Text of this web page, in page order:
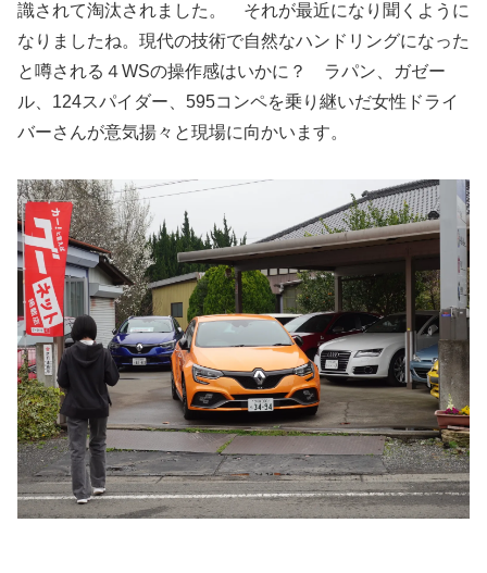
識されて淘汰されました。 それが最近になり聞くように
なりましたね。現代の技術で自然なハンドリングになった
と噂される４WSの操作感はいかに？ ラパン、ガゼー
ル、124スパイダー、595コンペを乗り継いだ女性ドライ
バーさんが意気揚々と現場に向かいます。